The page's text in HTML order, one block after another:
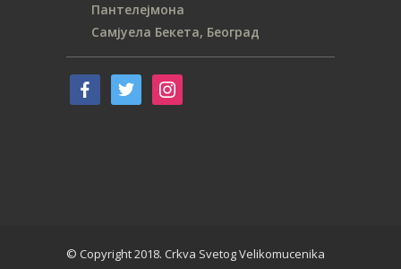
Пантелејмона
Самјуела Бекета, Београд
© Copyright 2018. Crkva Svetog Velikomucenika